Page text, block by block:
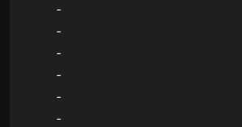
-
-
-
-
-
-